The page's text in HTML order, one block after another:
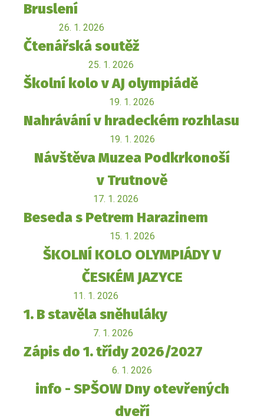
Bruslení
26. 1. 2026
Čtenářská soutěž
25. 1. 2026
Školní kolo v AJ olympiádě
19. 1. 2026
Nahrávání v hradeckém rozhlasu
19. 1. 2026
Návštěva Muzea Podkrkonoší
v Trutnově
17. 1. 2026
Beseda s Petrem Harazinem
15. 1. 2026
ŠKOLNÍ KOLO OLYMPIÁDY V
ČESKÉM JAZYCE
11. 1. 2026
1. B stavěla sněhuláky
7. 1. 2026
Zápis do 1. třídy 2026/2027
6. 1. 2026
info - SPŠOW Dny otevřených
dveří